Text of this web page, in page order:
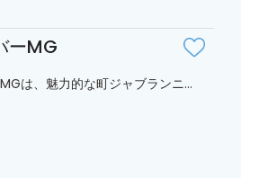
ーMG
は、魅力的な町ジャブランニ...